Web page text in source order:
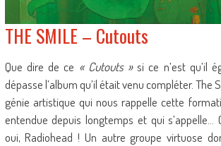
THE SMILE – Cutouts
Que dire de ce « Cutouts »si ce n’est qu’il
dépasse l’album qu’il était venu compléter. The
génie artistique qui nous rappelle cette
entendue depuis longtemps et qui s’appelle…
oui, Radiohead ! Un autre groupe virtuose